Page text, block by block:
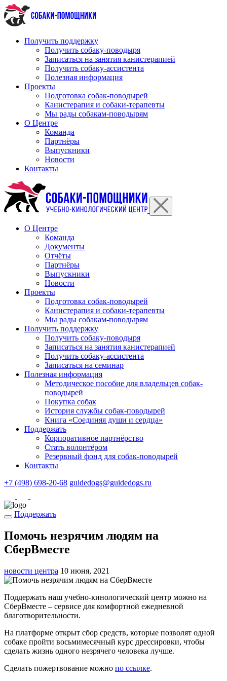
Перейти
к
содержимому
Получить поддержку
Получить собаку-поводыря
Записаться на занятия канистерапией
Получить собаку-ассистента
Полезная информация
Проекты
Подготовка собак-поводырей
Канистерапия и собаки-терапевты
Мы рады собакам-поводырям
О Центре
Команда
Партнёры
Выпускники
Новости
Контакты
О Центре
Команда
Документы
Отчёты
Партнёры
Выпускники
Новости
Проекты
Подготовка собак-поводырей
Канистерапия и собаки-терапевты
Мы рады собакам-поводырям
Получить поддержку
Получить собаку-поводыря
Записаться на занятия канистерапией
Получить собаку-ассистента
Записаться на семинар
Полезная информация
Методическое пособие для владельцев собак-
поводырей
Покупка собак
История службы собак-поводырей
Книга «Соединяя души и сердца»
Поддержать
Корпоративное партнёрство
Стать волонтёром
Резервный фонд для собак-поводырей
Контакты
+7 (498) 698-20-68 guidedogs@guidedogs.ru
Поддержать
Помочь незрячим людям на
СберВместе
новости центра 10 июня, 2021
Поддержать наш учебно-кинологический центр можно на
СберВместе – сервисе для комфортной ежедневной
благотворительности.
На платформе открыт сбор средств, которые позволят одной
собаке пройти восьмимесячный курс дрессировки, чтобы
сделать жизнь одного незрячего человека лучше.
Сделать пожертвование можно по ссылке.